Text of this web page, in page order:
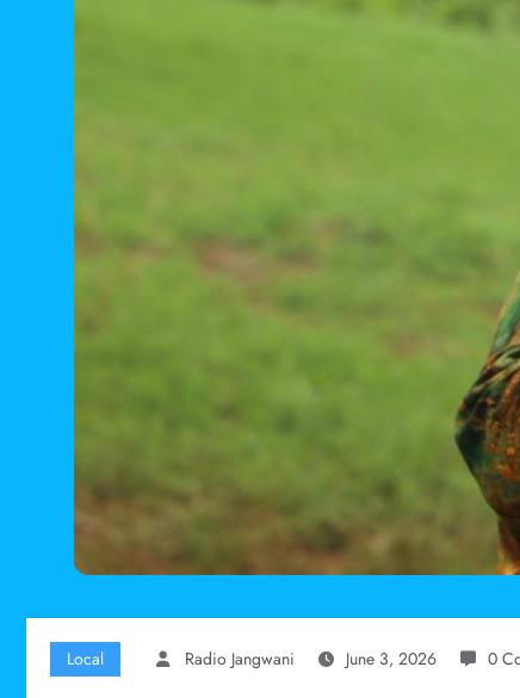
Local Radio Jangwani June 3, 2026 0